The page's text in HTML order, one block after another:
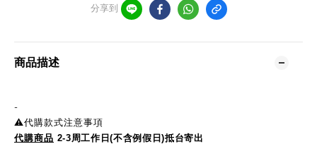
分享到
商品描述
-
⚠️代購款式注意事項
代購商品 2-3周工作日(不含例假日)抵台寄出